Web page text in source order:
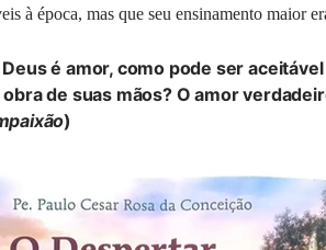
à época, mas que seu ensinamento maior
Deus é amor, como pode ser
obra de suas mãos? O amor
)